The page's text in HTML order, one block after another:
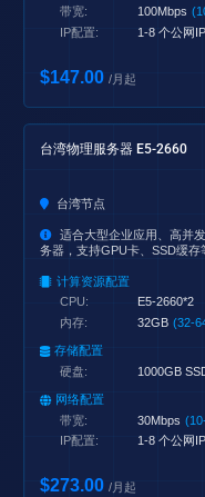
带宽:
100Mbps
IP配置:
1-8 个公网IP
$147.00 /月起
台湾物理服务器 E5-2660
台湾节点
适合大型企业应用、高并
务器，支持GPU卡、SSD缓存
计算资源配置
CPU:
E5-2660*2
内存:
32GB (32-
存储配置
硬盘:
1000GB
网络配置
带宽:
30Mbps
IP配置:
1-8 个公网IP
$273.00 /月起